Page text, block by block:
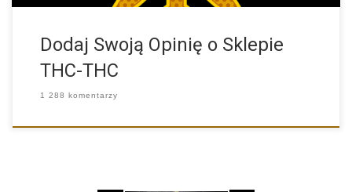
Dodaj Swoją Opinię o Sklepie
THC-THC
1 288 komentarzy